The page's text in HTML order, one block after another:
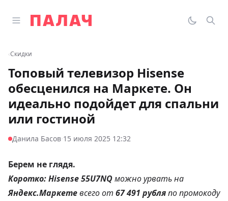
Открыть главное меню
Палач
‹Скидки
Топовый телевизор Hisense
обесценился на Маркете. Он
идеально подойдет для спальни
или гостиной
Данила Басов·15 июля 2025 12:32
Берем не глядя.
Коротко:Hisense 55U7NQможноурвать на
Яндекс.Маркетевсего от 67 491 рубляпо промокоду